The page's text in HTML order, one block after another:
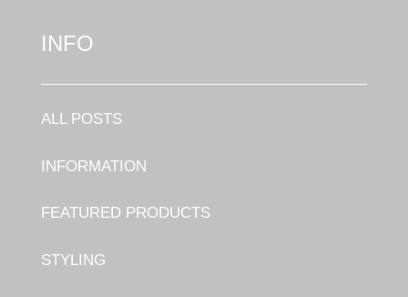
INFO
ALL POSTS
INFORMATION
FEATURED PRODUCTS
STYLING